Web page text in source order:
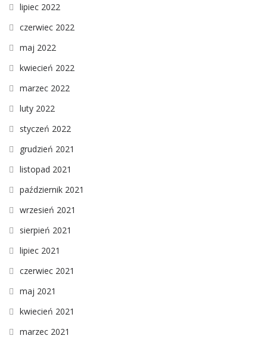
lipiec 2022
czerwiec 2022
maj 2022
kwiecień 2022
marzec 2022
luty 2022
styczeń 2022
grudzień 2021
listopad 2021
październik 2021
wrzesień 2021
sierpień 2021
lipiec 2021
czerwiec 2021
maj 2021
kwiecień 2021
marzec 2021